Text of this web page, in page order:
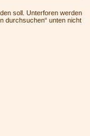
soll. Unterforen werden
durchsuchen“ unten nicht